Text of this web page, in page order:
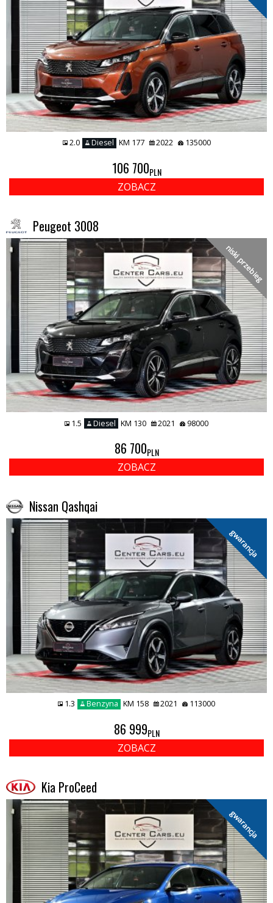
2.0 Diesel KM 177 2022 135000
106 700PLN
ZOBACZ
Peugeot 3008
niski przebieg
1.5 Diesel KM 130 2021 98000
86 700PLN
ZOBACZ
Nissan Qashqai
gwarancja
1.3 Benzyna KM 158 2021 113000
86 999PLN
ZOBACZ
Kia ProCeed
gwarancja